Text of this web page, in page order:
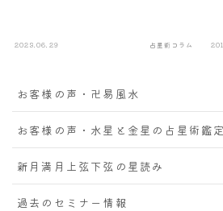
2023.06.29 占星術コラム
お客様の声・卍易風水
お客様の声・水星と金星の占星術鑑定
新月満月上弦下弦の星読み
過去のセミナー情報